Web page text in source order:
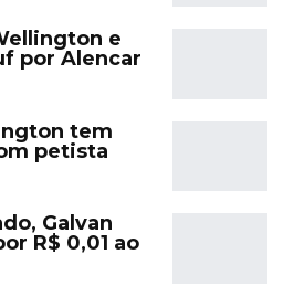
e
por Alencar
tem
petista
Galvan
R$ 0,01 ao